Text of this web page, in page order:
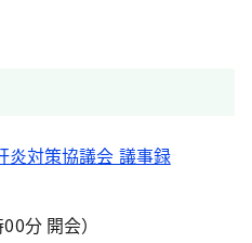
炎対策協議会 議事録
分 開会）